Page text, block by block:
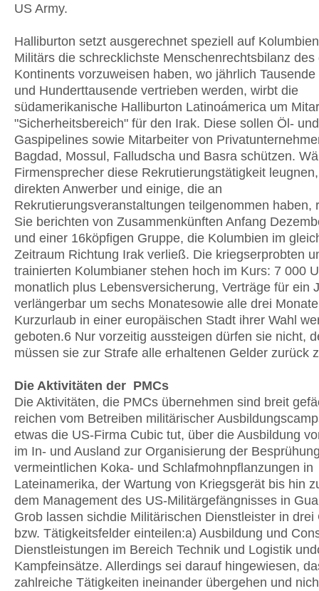
US Army.
Halliburton setzt ausgerechnet speziell auf
Militärs die schrecklichste Menschenrechtsbilanz des
Kontinents vorzuweisen haben, wo jährlich
und Hunderttausende vertrieben werden, wirbt die
südamerikanische Halliburton Latinoámerica um
"Sicherheitsbereich" für den Irak. Diese sollen Öl- und
Gaspipelines sowie Mitarbeiter von
Bagdad, Mossul, Falludscha und Basra schützen.
Firmensprecher diese Rekrutierungstätigkeit
direkten Anwerber und einige, die an
Rekrutierungsveranstaltungen teilgenommen haben,
Sie berichten von Zusammenkünften Anfang
und einer 16köpfigen Gruppe, die Kolumbien im
Zeitraum Richtung Irak verließ. Die kriegserprobten
trainierten Kolumbianer stehen hoch im Kurs: 7 000
monatlich plus Lebensversicherung, Verträge für ein
verlängerbar um sechs Monatesowie alle drei
Kurzurlaub in einer europäischen Stadt ihrer Wahl
geboten.6 Nur vorzeitig aussteigen dürfen sie nicht,
müssen sie zur Strafe alle erhaltenen Gelder zurück
Die Aktivitäten der PMCs
Die Aktivitäten, die PMCs übernehmen sind breit
reichen vom Betreiben militärischer
etwas die US-Firma Cubic tut, über die Ausbildung
im In- und Ausland zur Organisierung der
vermeintlichen Koka- und Schlafmohnpflanzungen in
Lateinamerika, der Wartung von Kriegsgerät bis hin
dem Management des US-Militärgefängnisses in
Grob lassen sichdie Militärischen Dienstleister in drei
bzw. Tätigkeitsfelder einteilen:a) Ausbildung und
Dienstleistungen im Bereich Technik und Logistik
Kampfeinsätze. Allerdings sei darauf hingewiesen,
zahlreiche Tätigkeiten ineinander übergehen und